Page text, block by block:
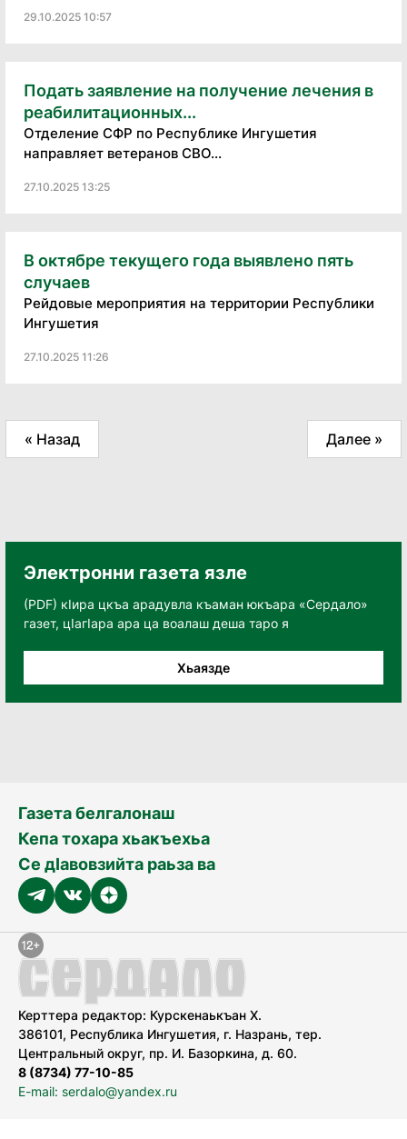
29.10.2025 10:57
Подать заявление на получение лечения в
реабилитационных...
Отделение СФР по Республике Ингушетия
направляет ветеранов СВО...
27.10.2025 13:25
В октябре текущего года выявлено пять
случаев
Рейдовые мероприятия на территории Республики
Ингушетия
27.10.2025 11:26
« Назад Далее »
Электронни газета язле
(PDF) кӀира цкъа арадувла къаман юкъара «Сердало»
газет, цӀагӀара ара ца воалаш деша таро я
Хьаязде
Газета белгалонаш
Кепа тохара хьакъехьа
Се дӀавовзийта раьза ва
Керттера редактор: Курскенаькъан Х.
386101, Республика Ингушетия, г. Назрань, тер.
Центральный округ, пр. И. Базоркина, д. 60.
8 (8734) 77-10-85
E-mail: serdalo@yandex.ru